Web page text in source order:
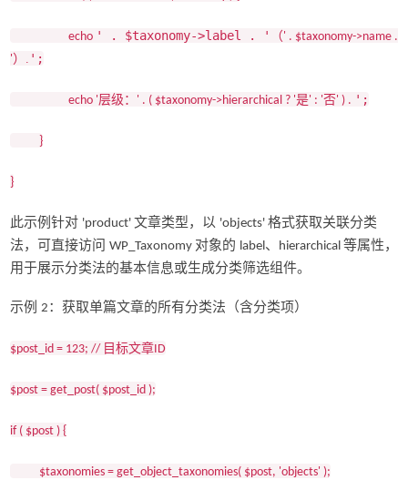
echo ' . $taxonomy->label . ' （' . $taxonomy->name .
'）. ';
echo '层级： ' . ( $taxonomy->hierarchical ? '是' : '否' ) . ';
}
}
此示例针对 'product' 文章类型，以 'objects' 格式获取关联分类
法，可直接访问 WP_Taxonomy 对象的 label、 hierarchical 等属性，
用于展示分类法的基本信息或生成分类筛选组件。
示例 2 ：获取单篇文章的所有分类法（含分类项）
$post_id = 123; // 目标文章ID
$post = get_post( $post_id );
if ( $post ) {
$taxonomies = get_object_taxonomies( $post, 'objects' );